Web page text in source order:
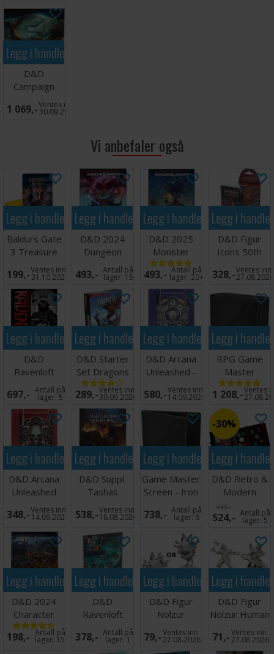
maksimal fleksibilitet i encounters - 40 medium
skapninger, 20 large skapninger, 4 huge skapninger
5 ark med gjenbrukbare skapninger - fest til token og
den er klar til bruk i din encounter
2 avtagbare spesialbrett til å oppbevare tokens under
spilling
1 oppbevaringsmappe for skapningene
1 slitesterk oppbevaringsveske med magnetisk lukking
og håndtak
1 ytre boks med flott artwork som beskytter
Utgivelsesdato: 30. august 2022
Legg i handlekurven
D&D
Campaign
Case Terrain
1 069,-Ventes inn
30.09.2026
Vi anbefaler også
Legg i handlekurven
Baldurs Gate
3 Treasure
Pack - 1 stk
199,-Ventes inn
31.10.2026
Legg i handlekurven
D&D 2024
Dungeon
Masters
Guide
493,- Antall på
lager: 15
Legg i handlekurven
D&D 2025
Monster
Manual
493,- Antall på
lager:20+
Legg i
D&D Figur
Icons 50th
Anniversary
Booster
328,-Ventes inn
27.08.2026
Legg i handlekurven
D&D
Ravenloft
Gameplay
Expansion LE
697,- Antall på
lager:5
Legg i handlekurven
D&D Starter
Set Dragons
Stormwreck
Isle
289,-Ventes inn
30.09.2026
Legg i handlekurven
D&D Arcana
Unleashed -
ALT COVER
580,-Ventes inn
14.09.2026
Legg i
RPG Game
Master
Companion -
Iron Grey
1 208,-Ventes
Legg i handlekurven
D&D Arcana
Unleashed
Deadfall ALT
COVER
348,-Ventes inn
14.09.2026
Legg i handlekurven
D&D Suppl.
Tashas
Cauldron
Everything
538,-Ventes inn
18.08.2026
Legg i handlekurven
Game Master
Screen - Iron
Grey
738,- Antall på
lager:6
Legg i
30%
D&D Retro &
Modern
Holmes Dice
Set
749,-
524,- Antall på
lager:5
Legg i handlekurven
D&D 2024
Character
Sheets
198,- Antall på
lager: 15
Legg i handlekurven
D&D
Ravenloft
Map Pack
378,- Antall på
lager:1
Legg i handlekurven
D&D Figur
Nolzur
Beholder
79,-Ventes inn
27.08.2026
Legg i
D&D Figur
Nolzur Human
Ranger Male
71,-Ventes inn
27.08.2026